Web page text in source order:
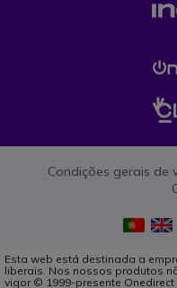
Condições gerais de
Esta web está destinada a
liberais. Nos nossos produtos
vigor © 1999-presente Onedirect